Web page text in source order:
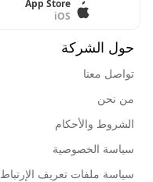
App Store
iOS
حول الشركة
تواصل معنا
من نحن
الشروط والأحكام
سياسة الخصوصية
سياسة ملفات تعريف الإرتباط